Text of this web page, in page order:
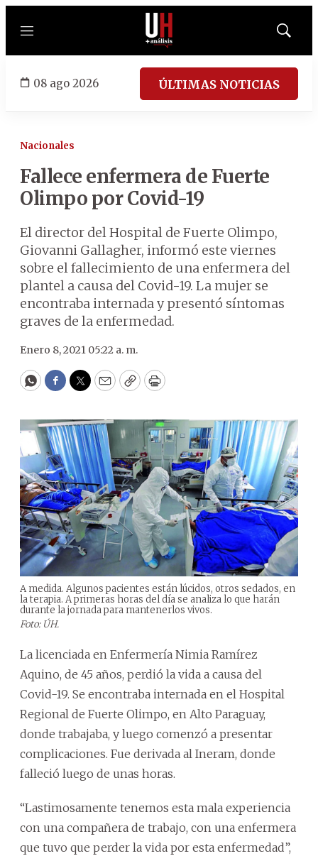
Menú
Mostrar
08 ago 2026 ÚLTIMAS NOTICIAS
Nacionales
Fallece enfermera de Fuerte
Olimpo por Covid-19
El director del Hospital de Fuerte Olimpo,
Giovanni Gallagher, informó este viernes
sobre el fallecimiento de una enfermera del
plantel a causa del Covid-19. La mujer se
encontraba internada y presentó síntomas
graves de la enfermedad.
Enero 8, 2021 05:22 a. m.
WhatsApp
Facebook
Twitter
EmailCopyPrint
A medida. Algunos pacientes están lúcidos, otros sedados, en
la terapia. A primeras horas del día se analiza lo que harán
durante la jornada para mantenerlos vivos.
Foto: ÚH.
La licenciada en Enfermería Nimia Ramírez
Aquino, de 45 años, perdió la vida a causa del
Covid-19. Se encontraba internada en el Hospital
Regional de Fuerte Olimpo, en Alto Paraguay,
donde trabajaba, y luego comenzó a presentar
complicaciones. Fue derivada al Ineram, donde
falleció luego de unas horas.
“Lastimosamente tenemos esta mala experiencia
con una compañera de trabajo, con una enfermera
que tuvo que perder la vida por esta enfermedad”,